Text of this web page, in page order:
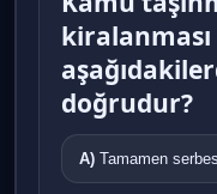
kiralanması
doğrudur?
A) Tamamen